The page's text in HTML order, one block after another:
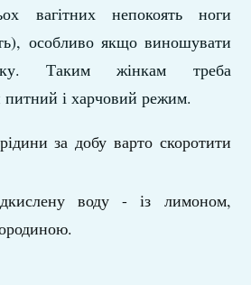
вагітних непокоять ноги
особливо якщо виношувати
Таким жінкам треба
питний і харчовий режим.
за добу варто скоротити
воду - із лимоном,